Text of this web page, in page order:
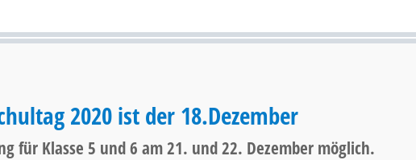
2020 ist der 18.Dezember
für Klasse 5 und 6 am 21. und 22. Dezember möglich.